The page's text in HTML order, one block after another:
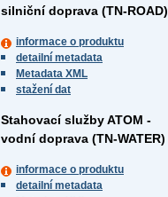
silniční doprava (TN-ROAD)
informace o produktu
detailní metadata
Metadata XML
stažení dat
Stahovací služby ATOM -
vodní doprava (TN-WATER)
informace o produktu
detailní metadata